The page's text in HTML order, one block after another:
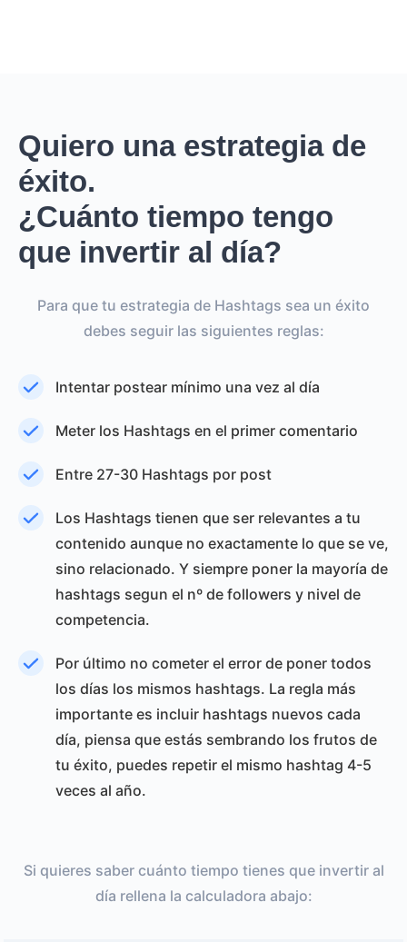
Quiero una estrategia de
éxito.
¿Cuánto tiempo tengo
que invertir al día?
Para que tu estrategia de Hashtags sea un éxito
debes seguir las siguientes reglas:
Intentar postear mínimo una vez al día
Meter los Hashtags en el primer comentario
Entre 27-30 Hashtags por post
Los Hashtags tienen que ser relevantes a tu
contenido aunque no exactamente lo que se ve,
sino relacionado. Y siempre poner la mayoría de
hashtags segun el nº de followers y nivel de
competencia.
Por último no cometer el error de poner todos
los días los mismos hashtags. La regla más
importante es incluir hashtags nuevos cada
día, piensa que estás sembrando los frutos de
tu éxito, puedes repetir el mismo hashtag 4-5
veces al año.
Si quieres saber cuánto tiempo tienes que invertir al
día rellena la calculadora abajo: